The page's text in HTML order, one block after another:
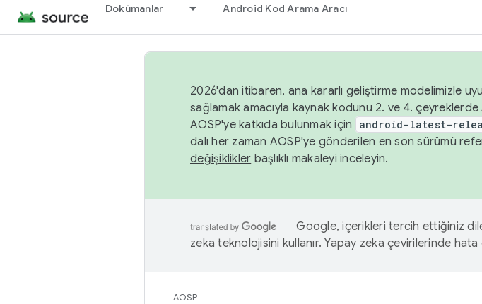
Dokümanlar Android Kod Arama Aracı
2026'dan itibaren, ana kararlı geliştirme modelimizle
sağlamak amacıyla kaynak kodunu 2. ve 4.
AOSP'ye katkıda bulunmak için
android-latest-
dalı her zaman AOSP'ye gönderilen en son sürümü
değişiklikler başlıklı makaleyi inceleyin.
Google, içerikleri tercih ettiğiniz
zeka teknolojisini kullanır. Yapay zeka çevirilerinde hata
AOSP